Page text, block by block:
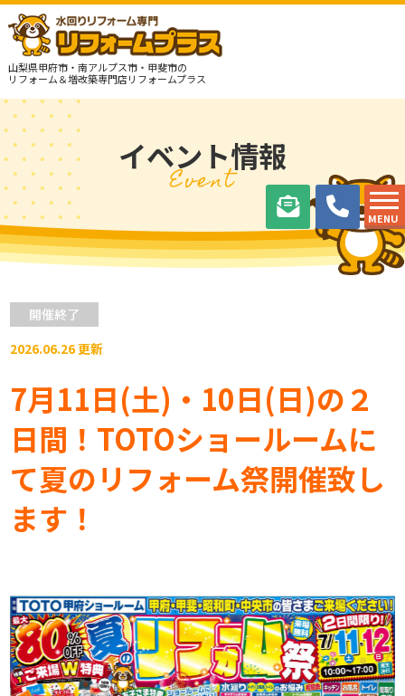
山梨県甲府市・南アルプス市・甲斐市の
リフォーム＆増改築専門店リフォームプラス
MENU
イベント情報
Event
開催終了
2026.06.26 更新
7月11日(土)・10日(日)の２
日間！TOTOショールームに
て夏のリフォーム祭開催致し
ます！